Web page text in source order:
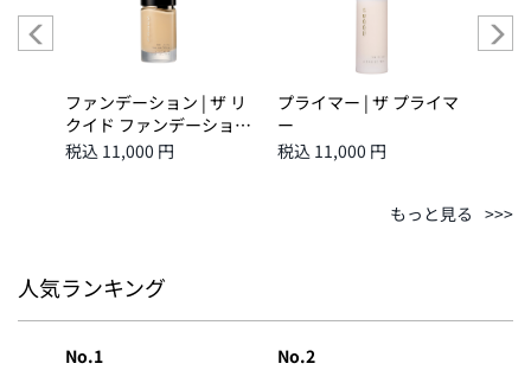
ファンデーション | ザ リ
クイド ファンデーション
ｅ 110
税込 11,000 円
プライマー | ザ プライマ
ー
税込 11,000 円
もっと見る
人気ランキング
No.1 No.2